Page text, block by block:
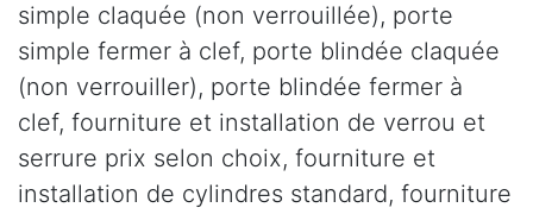
simple claquée (non verrouillée), porte
simple fermer à clef, porte blindée claquée
(non verrouiller), porte blindée fermer à
clef, fourniture et installation de verrou et
serrure prix selon choix, fourniture et
installation de cylindres standard, fourniture